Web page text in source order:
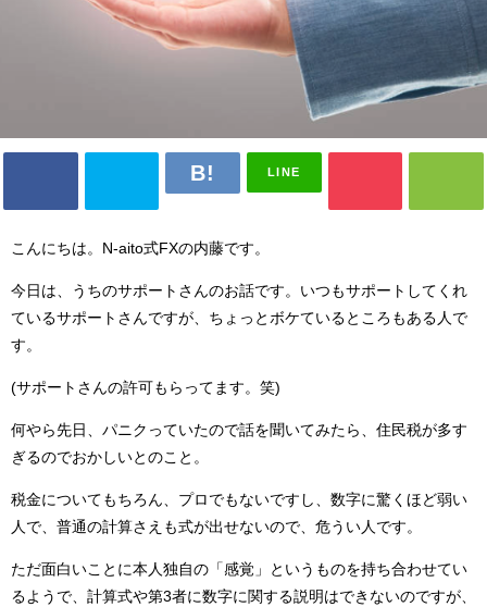
LINE
こんにちは。N-aito式FXの内藤です。
今日は、うちのサポートさんのお話です。いつもサポートしてくれ
ているサポートさんですが、ちょっとボケているところもある人で
す。
(サポートさんの許可もらってます。笑)
何やら先日、パニクっていたので話を聞いてみたら、住民税が多す
ぎるのでおかしいとのこと。
税金についてもちろん、プロでもないですし、数字に驚くほど弱い
人で、普通の計算さえも式が出せないので、危うい人です。
ただ面白いことに本人独自の「感覚」というものを持ち合わせてい
るようで、計算式や第3者に数字に関する説明はできないのですが、